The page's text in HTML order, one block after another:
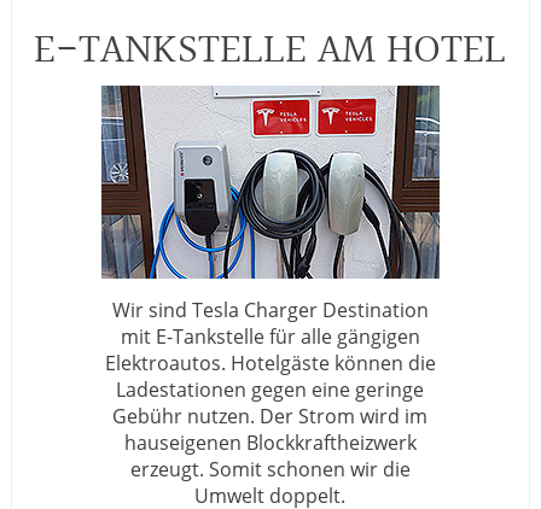
E-TANKSTELLE AM HOTEL
Wir sind Tesla Charger Destination
mit E-Tankstelle für alle gängigen
Elektroautos. Hotelgäste können die
Ladestationen gegen eine geringe
Gebühr nutzen. Der Strom wird im
hauseigenen Blockkraftheizwerk
erzeugt. Somit schonen wir die
Umwelt doppelt.